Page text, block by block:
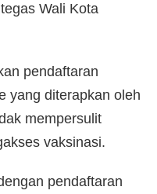
Wali Kota
pendaftaran
yang diterapkan oleh
mempersulit
vaksinasi.
pendaftaran